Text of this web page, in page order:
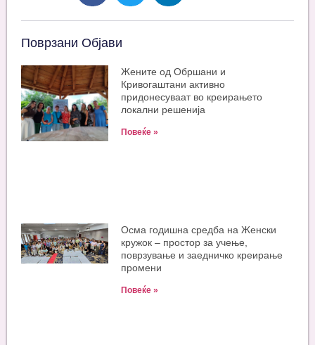
Поврзани Објави
Жените од Обршани и
Кривогаштани активно
придонесуваат во креирањето
локални решенија
Повеќе »
Oсма годишна средба на Женски
кружок – простор за учење,
поврзување и заедничко креирање
промени
Повеќе »